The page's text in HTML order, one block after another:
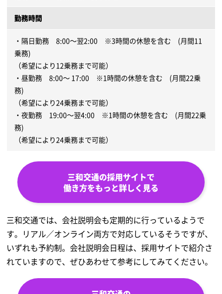
勤務時間
・隔日勤務 8:00～翌2:00 ※3時間の休憩を含む (月間11
乗務)
（希望により12乗務まで可能）
・昼勤務 8:00～ 17:00 ※1時間の休憩を含む (月間22乗
務)
（希望により24乗務まで可能）
・夜勤務 19:00～翌4:00 ※1時間の休憩を含む (月間22乗
務)
（希望により24乗務まで可能）
三和交通の採用サイトで
働き方をもっと詳しく見る
三和交通では、会社説明会も定期的に行っているようで
す。リアル／オンライン両方で対応しているそうですが、
いずれも予約制。会社説明会日程は、採用サイトで紹介さ
れていますので、ぜひあわせて参考にしてみてください。